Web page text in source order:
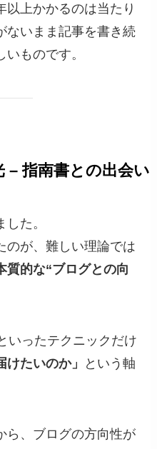
以上かかるのは当たり
ないまま記事を書き続
ものです。
– 指南書との出会い
た。
のが、難しい理論では
質的な“ブログとの向
いったテクニックだけ
けたいのか」
という軸
ら、ブログの方向性が